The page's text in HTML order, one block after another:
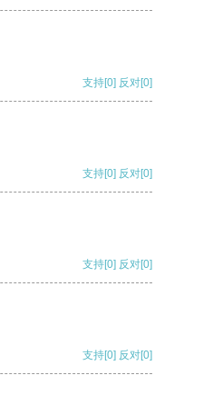
支持[0] 反对[0]
支持[0] 反对[0]
支持[0] 反对[0]
支持[0] 反对[0]